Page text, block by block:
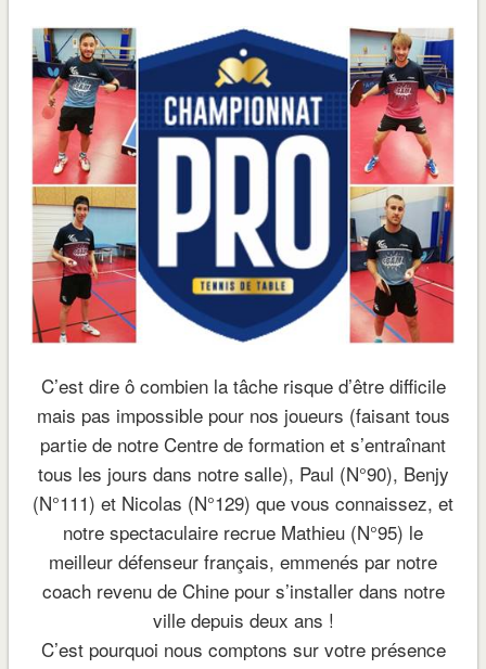
C’est dire ô combien la tâche risque d’être difficile
mais pas impossible pour nos joueurs (faisant tous
partie de notre Centre de formation et s’entraînant
tous les jours dans notre salle), Paul (N°90), Benjy
(N°111) et Nicolas (N°129) que vous connaissez, et
notre spectaculaire recrue Mathieu (N°95) le
meilleur défenseur français, emmenés par notre
coach revenu de Chine pour s’installer dans notre
ville depuis deux ans !
C’est pourquoi nous comptons sur votre présence